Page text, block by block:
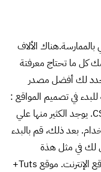
بالممارسة.هناك الألاف
كل ما تحتاج معرفتة
لك أفضل مصدر
في تصميم المواقع :
في البداية،قم بإيجاد مراجع جيدة لـHTMl و CSS. يوجد الكثير منها علي
بعد ذلك، قم بالبدء
لك في مثل هذة
الحالات، قم بالبحث عن دروس في تصميم مواقع الإنترنت. موقع Tuts+